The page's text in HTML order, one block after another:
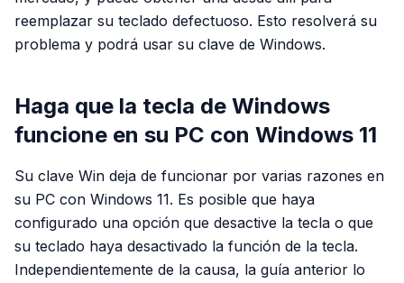
reemplazar su teclado defectuoso. Esto resolverá su
problema y podrá usar su clave de Windows.
Haga que la tecla de Windows
funcione en su PC con Windows 11
Su clave Win deja de funcionar por varias razones en
su PC con Windows 11. Es posible que haya
configurado una opción que desactive la tecla o que
su teclado haya desactivado la función de la tecla.
Independientemente de la causa, la guía anterior lo